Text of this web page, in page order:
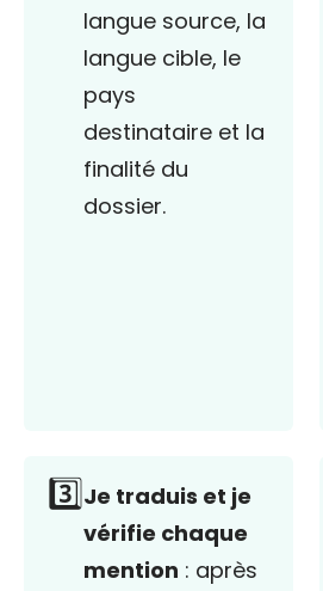
langue source, la
langue cible, le
pays
destinataire et la
finalité du
dossier.
3️⃣Je traduis et je
vérifie chaque
mention : après